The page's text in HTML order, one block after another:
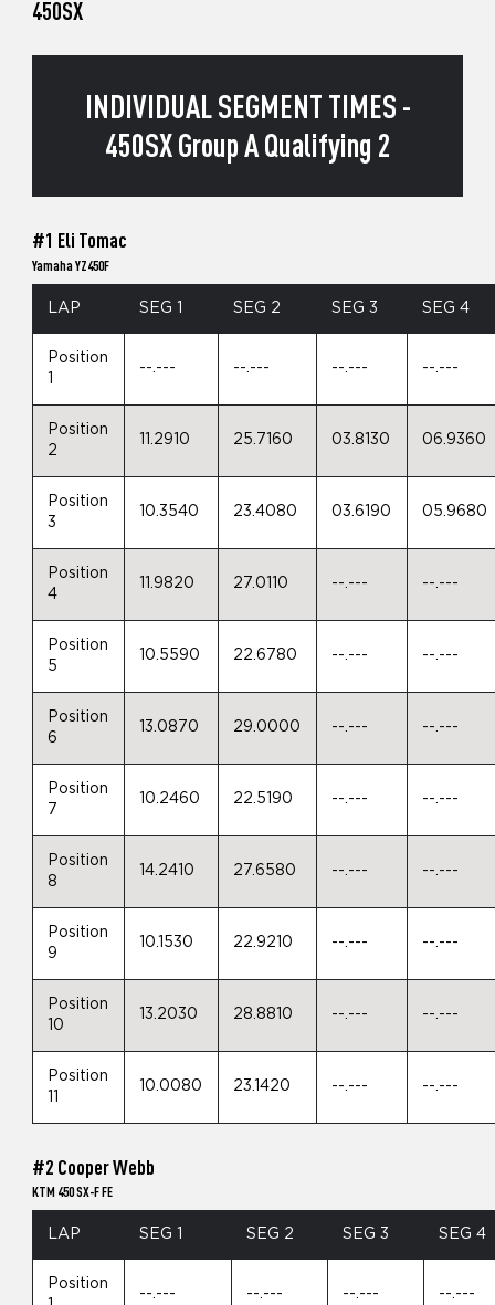
450SX
INDIVIDUAL SEGMENT TIMES -
450SX Group A Qualifying 2
#1 Eli Tomac
Yamaha YZ450F
LAP SEG 1 SEG 2 SEG 3 SEG 4
Position
1
--.--- --.--- --.--- --.---
Position
2
11.2910 25.7160 03.8130 06.9360
Position
3
10.3540 23.4080 03.6190 05.9680
Position
4
11.9820 27.0110 --.--- --.---
Position
5
10.5590 22.6780 --.--- --.---
Position
6
13.0870 29.0000 --.--- --.---
Position
7
10.2460 22.5190 --.--- --.---
Position
8
14.2410 27.6580 --.--- --.---
Position
9
10.1530 22.9210 --.--- --.---
Position
10
13.2030 28.8810 --.--- --.---
Position
11
10.0080 23.1420 --.--- --.---
#2 Cooper Webb
KTM 450 SX-F FE
LAP SEG 1 SEG 2 SEG 3 SEG 4
Position
--.--- --.--- --.--- --.---